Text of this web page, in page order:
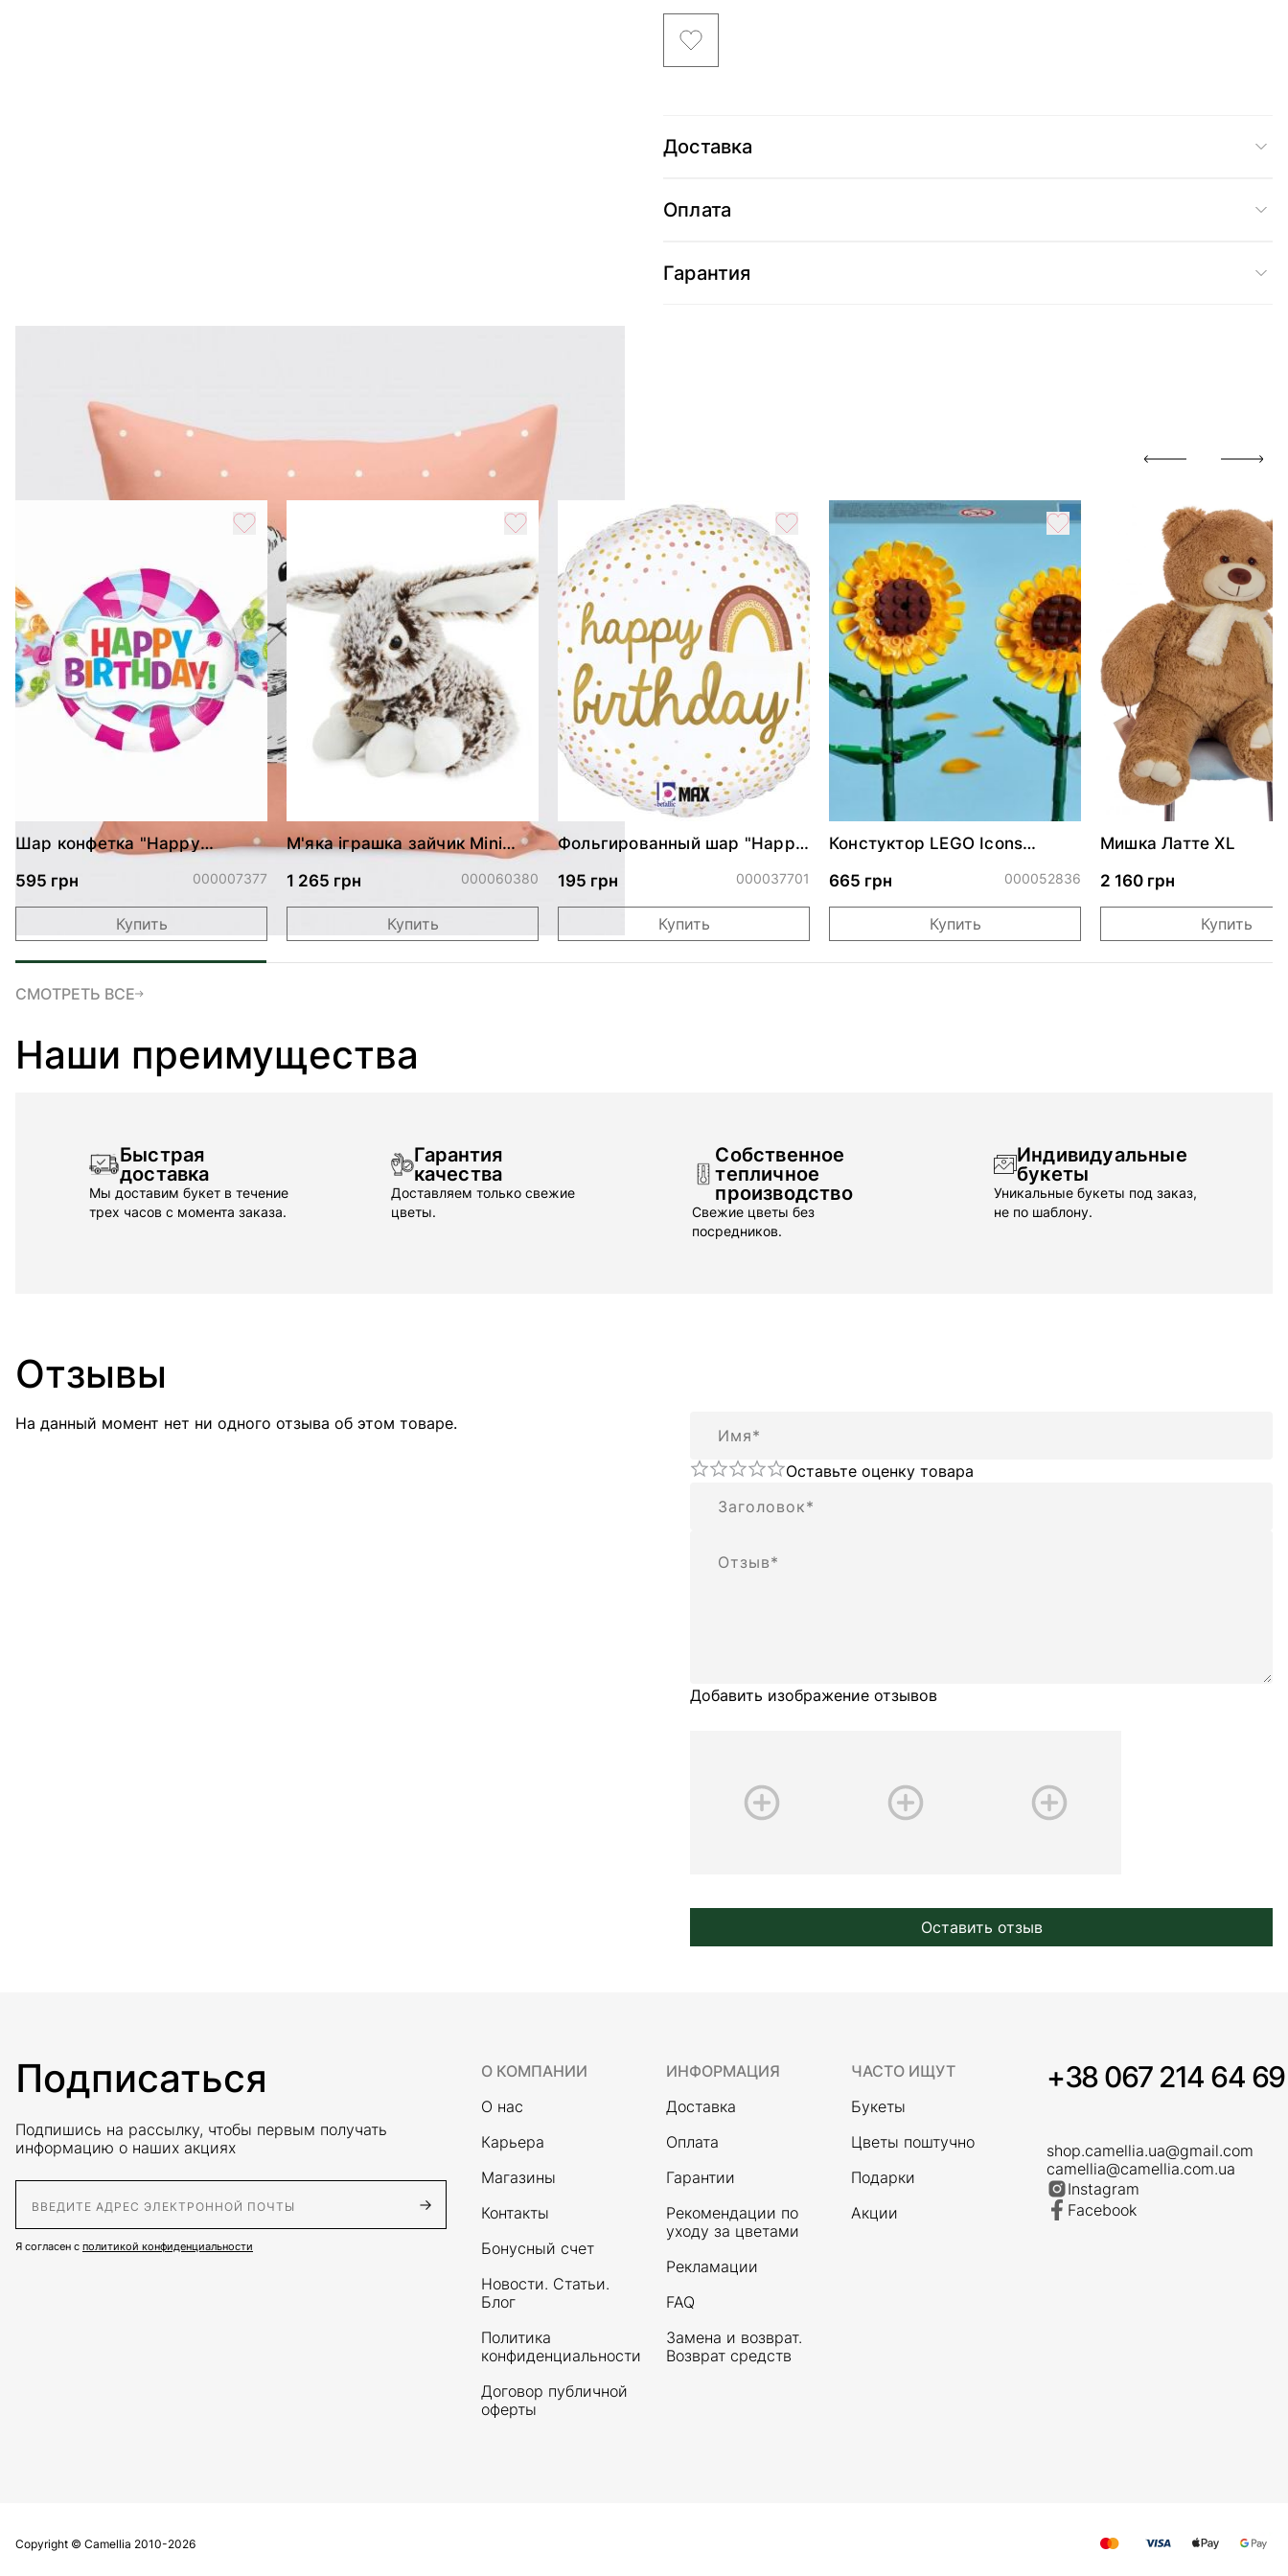
Доставка
Оплата
Гарантия
0.5 кг
Похожие товары
Шар конфетка "Happy
595 грн
000007377
Купить
М'яка іграшка зайчик Mini
peluche Lapin Z'Animoos
1 265 грн
000060380
Купить
Фольгированный шар "Happy
195 грн
000037701
Купить
Констуктор LEGO Icons
665 грн
000052836
Купить
Мишка Латте XL
2 160 грн
Купить
СМОТРЕТЬ ВСЕ
Наши преимущества
Быстрая
доставка
Мы доставим букет в течение
трех часов с момента заказа.
Гарантия
качества
Доставляем только свежие
цветы.
Собственное
тепличное
производство
Свежие цветы без
посредников.
Индивидуальные
букеты
Уникальные букеты под заказ,
не по шаблону.
Отзывы
На данный момент нет ни одного отзыва об этом товаре.
Оставьте оценку товара
Добавить изображение отзывов
Оставить отзыв
Подписаться
Подпишись на рассылку, чтобы первым получать
информацию о наших акциях
Я согласен с политикой конфиденциальности
О КОМПАНИИ
О нас
Карьера
Магазины
Контакты
Бонусный счет
Новости. Статьи.
Блог
Политика
конфиденциальности
Договор публичной
оферты
ИНФОРМАЦИЯ
Доставка
Оплата
Гарантии
Рекомендации по
уходу за цветами
Рекламации
FAQ
Замена и возврат.
Возврат средств
ЧАСТО ИЩУТ
Букеты
Цветы поштучно
Подарки
Акции
+38 067 214 64 69
shop.camellia.ua@gmail.com
camellia@camellia.com.ua
Instagram
Facebook
Copyright © Сamellia 2010-2026